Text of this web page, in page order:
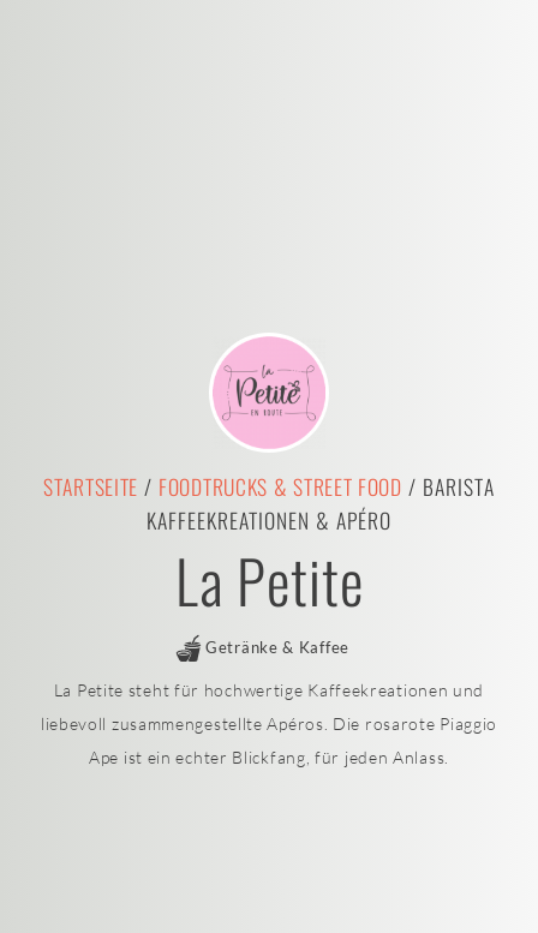
STARTSEITE / FOODTRUCKS & STREET FOOD / BARISTA
KAFFEEKREATIONEN & APÉRO
La Petite
Getränke & Kaffee
La Petite steht für hochwertige Kaffeekreationen und
liebevoll zusammengestellte Apéros. Die rosarote Piaggio
Ape ist ein echter Blickfang, für jeden Anlass.